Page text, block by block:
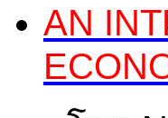
AN